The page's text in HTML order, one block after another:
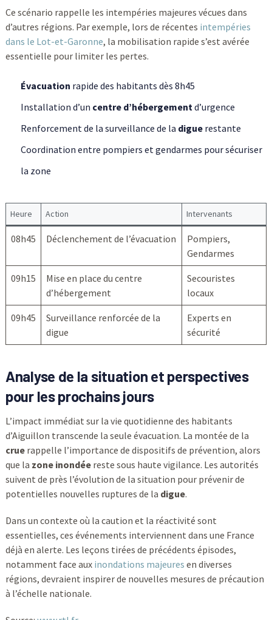
Ce scénario rappelle les intempéries majeures vécues dans
d’autres régions. Par exemple, lors de récentes intempéries
dans le Lot-et-Garonne, la mobilisation rapide s’est avérée
essentielle pour limiter les pertes.
Évacuation rapide des habitants dès 8h45
Installation d’un centre d’hébergementd’urgence
Renforcement de la surveillance de la diguerestante
Coordination entre pompiers et gendarmes pour sécuriser
la zone
Heure Action Intervenants
08h45 Déclenchement de l’évacuation
Pompiers,
Gendarmes
09h15
Mise en place du centre
d’hébergement
Secouristes
locaux
09h45
Surveillance renforcée de la
digue
Experts en
sécurité
Analyse de la situation et perspectives
pour les prochains jours
L’impact immédiat sur la vie quotidienne des habitants
d’Aiguillon transcende la seule évacuation. La montée de la
cruerappelle l’importance de dispositifs de prévention, alors
que la zone inondéereste sous haute vigilance. Les autorités
suivent de près l’évolution de la situation pour prévenir de
potentielles nouvelles ruptures de la digue.
Dans un contexte où la caution et la réactivité sont
essentielles, ces événements interviennent dans une France
déjà en alerte. Les leçons tirées de précédents épisodes,
notamment face aux inondations majeures en diverses
régions, devraient inspirer de nouvelles mesures de précaution
à l’échelle nationale.